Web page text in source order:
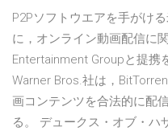
P2Pソフトウエアを手がけ
に，オンライン動画配信に
Entertainment Groupと提携
Warner Bros.社は，
画コンテンツを合法的に配
る。 デュークス・オブ・ハ